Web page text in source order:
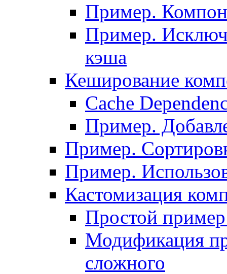
Пример.
Пример.
кэша
Кеширование
Сache
Пример.
Пример.
Пример.
Кастомизация
Простой
Модификация
сложного